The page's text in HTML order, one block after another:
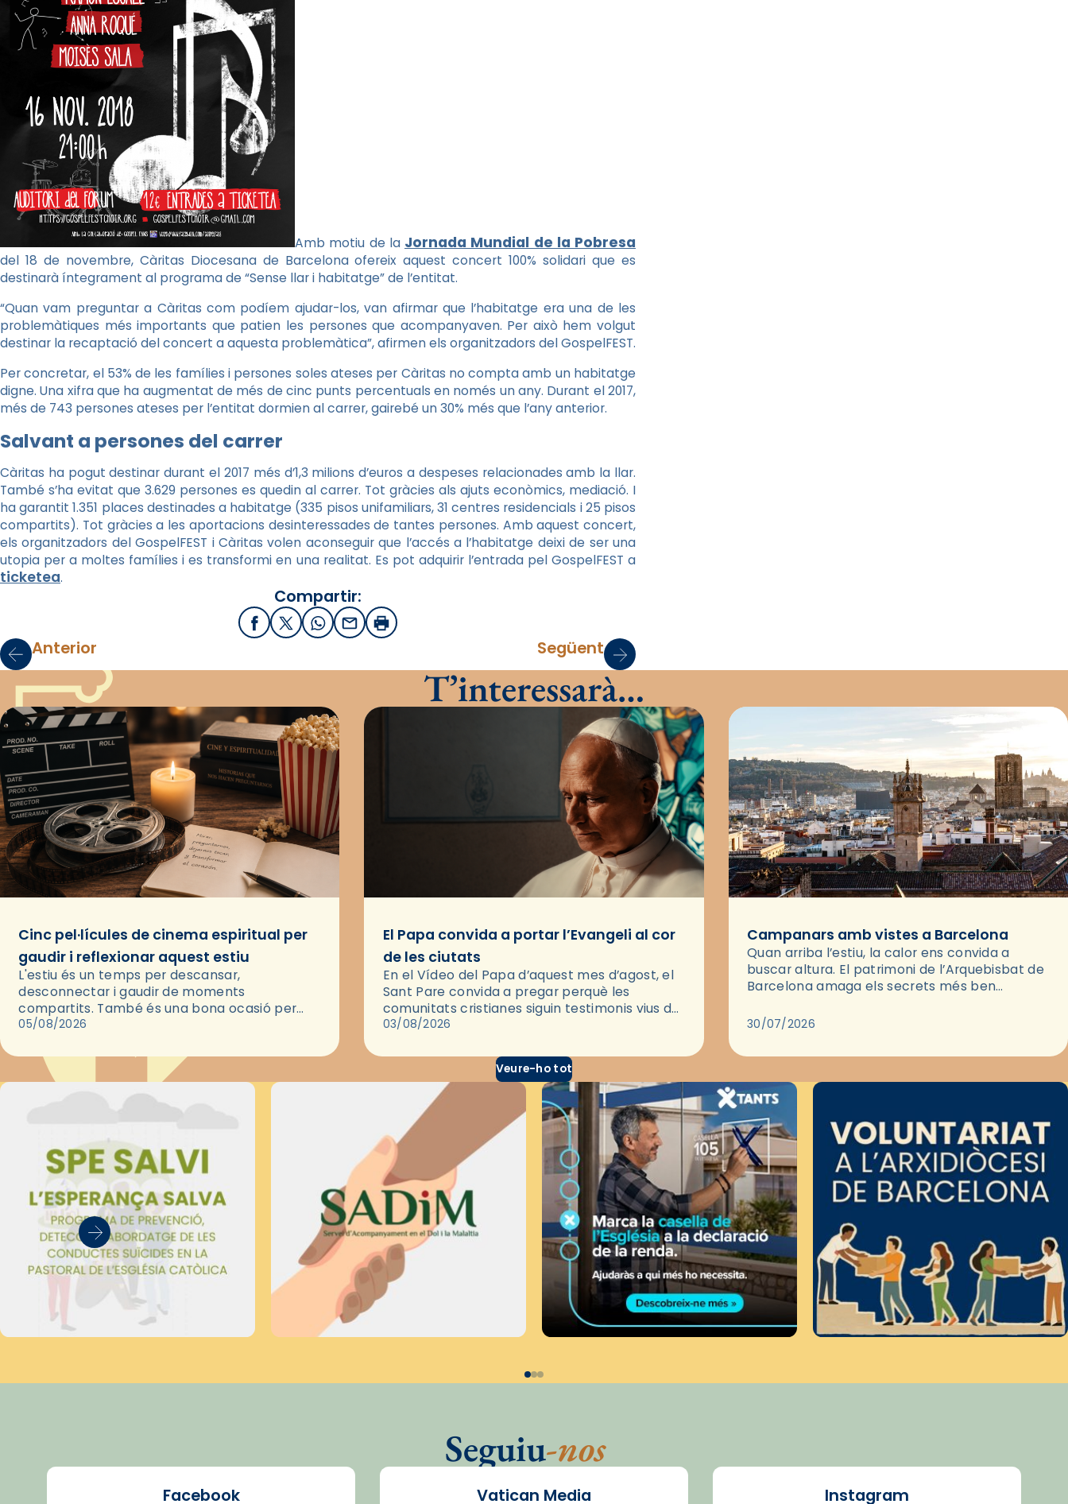
Amb motiu de la Jornada Mundial de la Pobresa
del 18 de novembre, Càritas Diocesana de Barcelona ofereix aquest concert 100% solidari que es
destinarà íntegrament al programa de “Sense llar i habitatge” de l’entitat.
“Quan vam preguntar a Càritas com podíem ajudar-los, van afirmar que l’habitatge era una de les
problemàtiques més importants que patien les persones que acompanyaven. Per això hem volgut
destinar la recaptació del concert a aquesta problemàtica”, afirmen els organitzadors del GospelFEST.
Per concretar, el 53% de les famílies i persones soles ateses per Càritas no compta amb un habitatge
digne. Una xifra que ha augmentat de més de cinc punts percentuals en només un any. Durant el 2017,
més de 743 persones ateses per l’entitat dormien al carrer, gairebé un 30% més que l’any anterior.
Salvant a persones del carrer
Càritas ha pogut destinar durant el 2017 més d’1,3 milions d’euros a despeses relacionades amb la llar.
També s’ha evitat que 3.629 persones es quedin al carrer. Tot gràcies als ajuts econòmics, mediació. I
ha garantit 1.351 places destinades a habitatge (335 pisos unifamiliars, 31 centres residencials i 25 pisos
compartits). Tot gràcies a les aportacions desinteressades de tantes persones. Amb aquest concert,
els organitzadors del GospelFEST i Càritas volen aconseguir que l’accés a l’habitatge deixi de ser una
utopia per a moltes famílies i es transformi en una realitat. Es pot adquirir l’entrada pel GospelFEST a
ticketea.
Compartir:
FacebookX / Twitter
WhatsApp
EmailImprimir
Anterior Següent
T’interessarà…
Cinc pel·lícules de cinema espiritual per
gaudir i reflexionar aquest estiu
L'estiu és un temps per descansar,
desconnectar i gaudir de moments
compartits. També és una bona ocasió per
deixar-se portar per una bona història i, a
05/08/2026
El Papa convida a portar l’Evangeli al cor
de les ciutats
En el Vídeo del Papa d’aquest mes d’agost, el
Sant Pare convida a pregar perquè les
comunitats cristianes siguin testimonis vius de
l’Evangeli enmig de les ciutats. A través d’una
03/08/2026
Campanars amb vistes a Barcelona
Quan arriba l’estiu, la calor ens convida a
buscar altura. El patrimoni de l’Arquebisbat de
Barcelona amaga els secrets més ben
campanars i les cobertes…
30/07/2026
Veure-ho tot
Seguiu-nos
Facebook Vatican Media Instagram